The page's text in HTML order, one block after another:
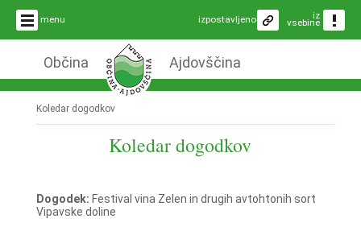
menu iz
vsebine
izpostavljeno
Občina Ajdovščina
Koledar dogodkov
Koledar dogodkov
Dogodek: Festival vina Zelen in drugih avtohtonih sort
Vipavske doline